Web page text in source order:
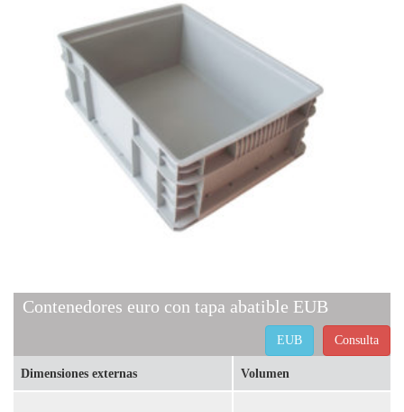
Contenedores euro con tapa abatible EUB
Consulta
EUB
Dimensiones externas Volumen